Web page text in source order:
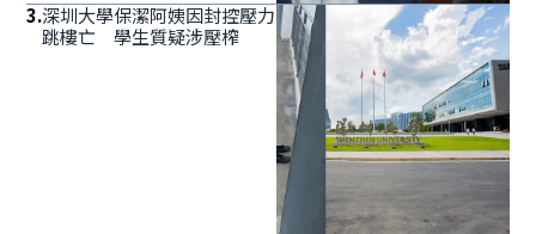
3.深圳大學保潔阿姨因封控壓力
跳樓亡 學生質疑涉壓榨